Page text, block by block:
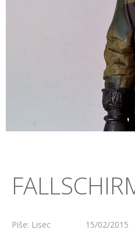
Piše: Lisec 15/02/2015